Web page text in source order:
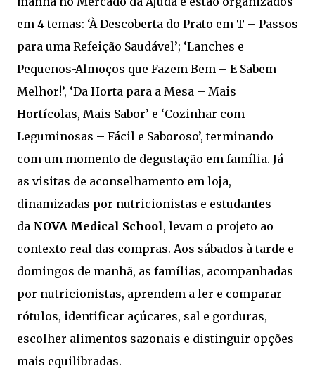
em 4 temas: ‘À Descoberta do Prato em T – Passos
para uma Refeição Saudável’; ‘Lanches e
Pequenos-Almoços que Fazem Bem – E Sabem
Melhor!’, ‘Da Horta para a Mesa – Mais
Hortícolas, Mais Sabor’ e ‘Cozinhar com
Leguminosas – Fácil e Saboroso’, terminando
com um momento de degustação em família. Já
as visitas de aconselhamento em loja,
dinamizadas por nutricionistas e estudantes
da NOVA Medical School, levam o projeto ao
contexto real das compras. Aos sábados à tarde e
domingos de manhã, as famílias, acompanhadas
por nutricionistas, aprendem a ler e comparar
rótulos, identificar açúcares, sal e gorduras,
escolher alimentos sazonais e distinguir opções
mais equilibradas.